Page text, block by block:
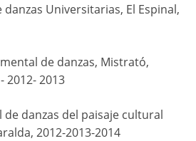
Universitarias, El Espinal,
de danzas, Mistrató,
2012- 2013
de danzas del paisaje cultural
2012-2013-2014